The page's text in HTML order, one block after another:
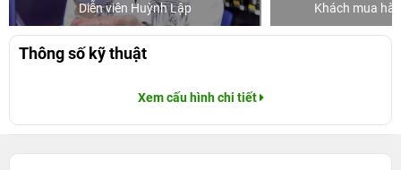
Diễn viên Huỳnh Lập Khách mua
Thông số kỹ thuật
Xem cấu hình chi tiết